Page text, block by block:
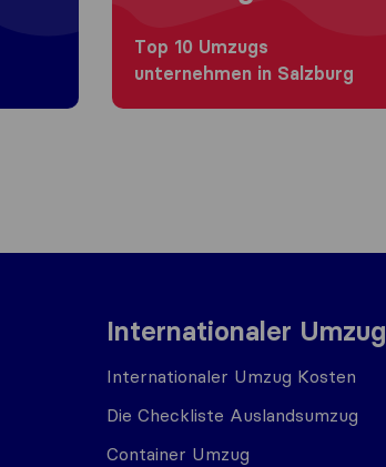
Top 10 Umzugs​
unternehmen in Salzburg
Internationaler Umzug
Internationaler Umzug Kosten
Die Checkliste Auslandsumzug
Container Umzug